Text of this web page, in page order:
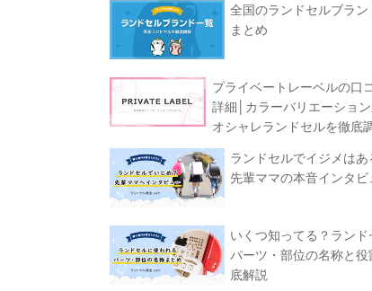
全国のランドセルブラン
まとめ
プライベートレーベルの口
詳細│カラーバリエーショ
オシャレランドセルを徹底
ランドセルでイジメはあ
先輩ママの本音インタビ
いくつ知ってる？ランド
パーツ・部位の名称と役
底解説